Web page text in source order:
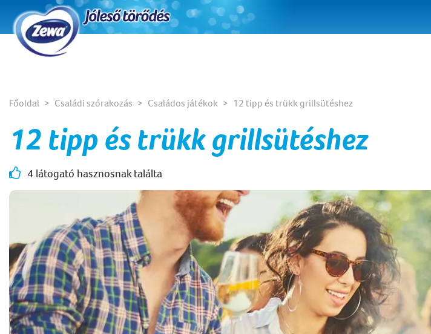
Főoldal Családi szórakozás Családos játékok 12 tipp és trükk grillsütéshez
12 tipp és trükk grillsütéshez
4 látogató hasznosnak találta